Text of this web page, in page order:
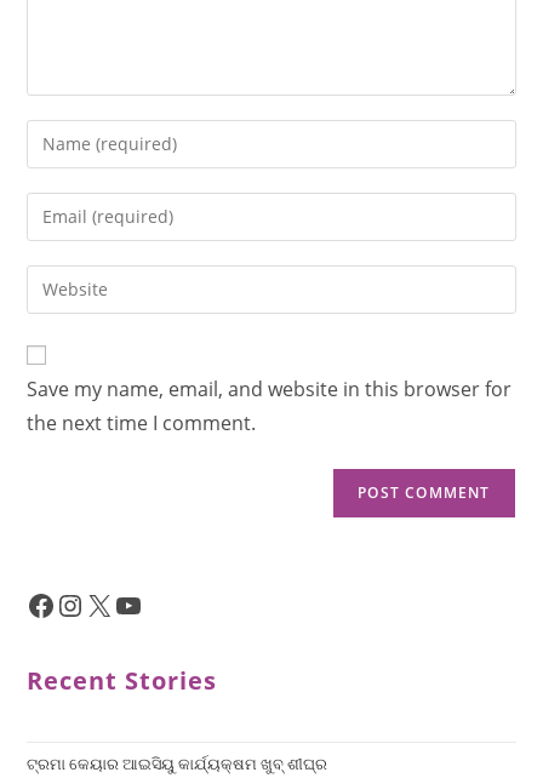
Save my name, email, and website in this browser for
the next time I comment.
Recent Stories
ଟ୍ରମା କେୟାର ଆଇସିୟୁ କାର୍ଯ୍ୟକ୍ଷମ ଖୁବ୍ ଶୀଘ୍ର